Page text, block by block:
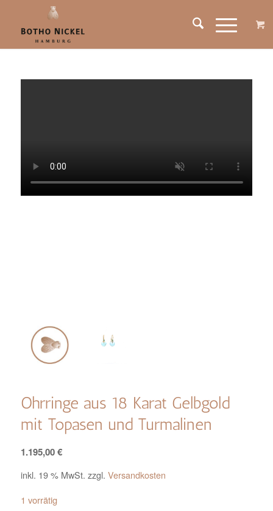
Ohrringe aus 18 Karat Gelbgold
mit Topasen und Turmalinen
1.195,00€
inkl. 19 % MwSt. zzgl. Versandkosten
1 vorrätig